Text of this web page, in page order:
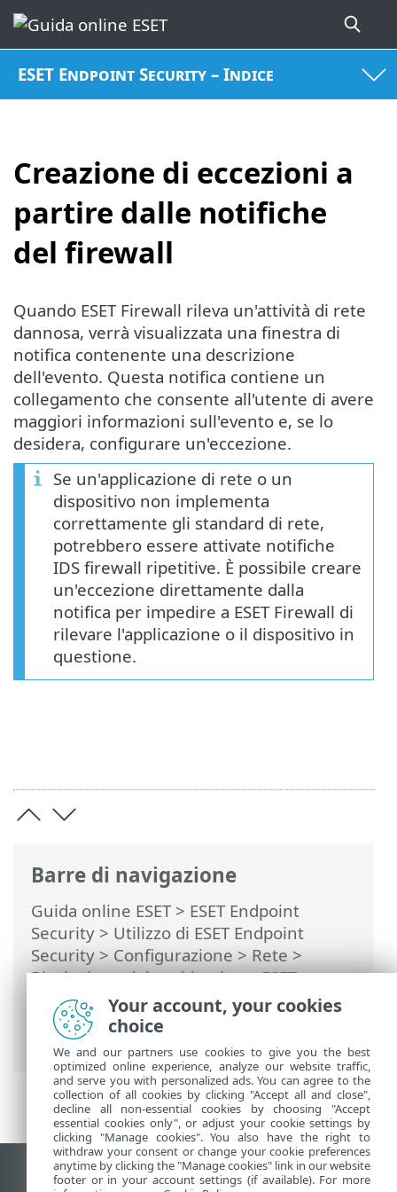
ESET Endpoint Security – Indice
Creazione di eccezioni a
partire dalle notifiche
del firewall
Barre di navigazione
Guida online ESET> ESET Endpoint
Security > Utilizzo di ESET Endpoint
Security>Configurazione>Rete>
Risoluzione dei problemi con ESET
Network Protection> Creazione di
eccezioni a partire dalle notifiche del
firewall
Quando ESET Firewall rileva un'attività di rete
dannosa, verrà visualizzata una finestra di
notifica contenente una descrizione
dell'evento. Questa notifica contiene un
collegamento che consente all'utente di avere
maggiori informazioni sull'evento e, se lo
desidera, configurare un'eccezione.
Se un'applicazione di rete o un
dispositivo non implementa
correttamente gli standard di rete,
potrebbero essere attivate notifiche
IDS firewall ripetitive. È possibile creare
un'eccezione direttamente dalla
notifica per impedire a ESET Firewall di
rilevare l'applicazione o il dispositivo in
questione.
Visualizza sito desktop
Your account, your cookies
choice
We and our partners use cookies to give you the best
optimized online experience, analyze our website traffic,
and serve you with personalized ads. You can agree to the
collection of all cookies by clicking "Accept all and close",
decline all non-essential cookies by choosing "Accept
essential cookies only", or adjust your cookie settings by
clicking "Manage cookies". You also have the right to
withdraw your consent or change your cookie preferences
anytime by clicking the "Manage cookies" link in our website
footer or in your account settings (if available). For more